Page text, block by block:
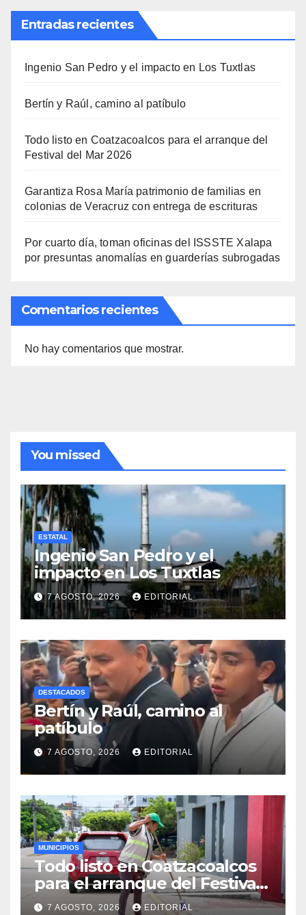
Entradas recientes
Ingenio San Pedro y el impacto en Los Tuxtlas
Bertín y Raúl, camino al patíbulo
Todo listo en Coatzacoalcos para el arranque del
Festival del Mar 2026
Garantiza Rosa María patrimonio de familias en
colonias de Veracruz con entrega de escrituras
Por cuarto día, toman oficinas del ISSSTE Xalapa
por presuntas anomalías en guarderías subrogadas
Comentarios recientes
No hay comentarios que mostrar.
You missed
ESTATAL
Ingenio San Pedro y el
impacto en Los Tuxtlas
7 AGOSTO, 2026 EDITORIAL
DESTACADOS
Bertín y Raúl, camino al
patíbulo
7 AGOSTO, 2026 EDITORIAL
MUNICIPIOS
Todo listo en Coatzacoalcos
para el arranque del Festival
del Mar 2026
7 AGOSTO, 2026 EDITORIAL